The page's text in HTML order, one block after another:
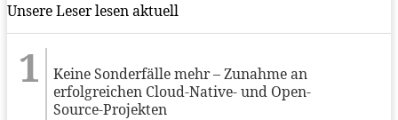
Unsere Leser lesen aktuell
Keine Sonderfälle mehr – Zunahme an
erfolgreichen Cloud-Native- und Open-
Source-Projekten